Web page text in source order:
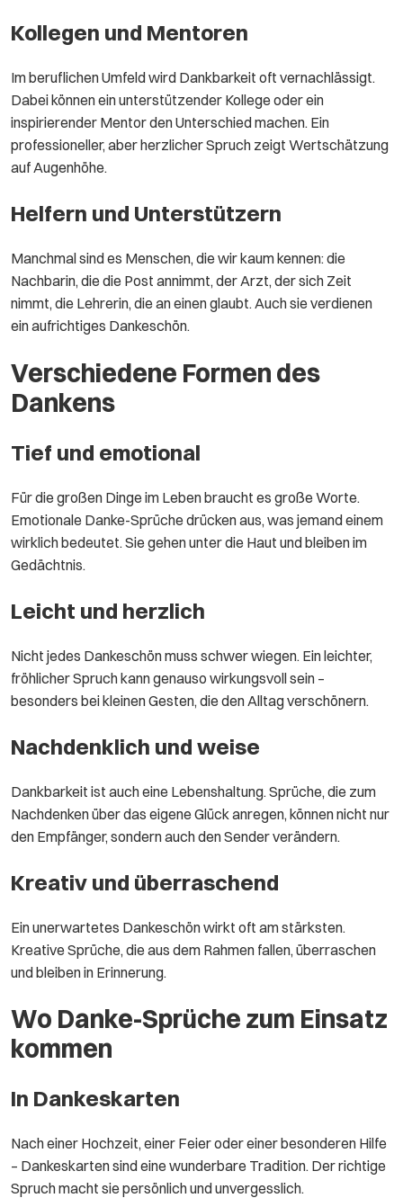
Kollegen und Mentoren
Im beruflichen Umfeld wird Dankbarkeit oft vernachlässigt.
Dabei können ein unterstützender Kollege oder ein
inspirierender Mentor den Unterschied machen. Ein
professioneller, aber herzlicher Spruch zeigt Wertschätzung
auf Augenhöhe.
Helfern und Unterstützern
Manchmal sind es Menschen, die wir kaum kennen: die
Nachbarin, die die Post annimmt, der Arzt, der sich Zeit
nimmt, die Lehrerin, die an einen glaubt. Auch sie verdienen
ein aufrichtiges Dankeschön.
Verschiedene Formen des
Dankens
Tief und emotional
Für die großen Dinge im Leben braucht es große Worte.
Emotionale Danke-Sprüche drücken aus, was jemand einem
wirklich bedeutet. Sie gehen unter die Haut und bleiben im
Gedächtnis.
Leicht und herzlich
Nicht jedes Dankeschön muss schwer wiegen. Ein leichter,
fröhlicher Spruch kann genauso wirkungsvoll sein –
besonders bei kleinen Gesten, die den Alltag verschönern.
Nachdenklich und weise
Dankbarkeit ist auch eine Lebenshaltung. Sprüche, die zum
Nachdenken über das eigene Glück anregen, können nicht nur
den Empfänger, sondern auch den Sender verändern.
Kreativ und überraschend
Ein unerwartetes Dankeschön wirkt oft am stärksten.
Kreative Sprüche, die aus dem Rahmen fallen, überraschen
und bleiben in Erinnerung.
Wo Danke-Sprüche zum Einsatz
kommen
In Dankeskarten
Nach einer Hochzeit, einer Feier oder einer besonderen Hilfe
– Dankeskarten sind eine wunderbare Tradition. Der richtige
Spruch macht sie persönlich und unvergesslich.